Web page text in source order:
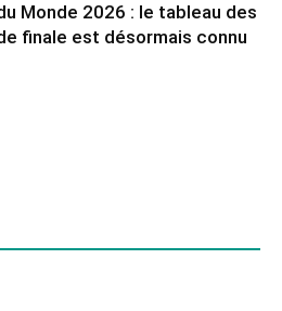
Monde 2026 : le tableau des
finale est désormais connu